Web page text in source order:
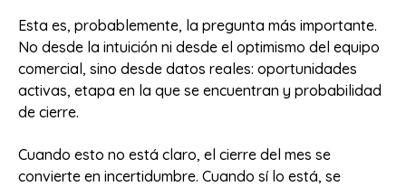
Esta es, probablemente, la pregunta más importante.
No desde la intuición ni desde el optimismo del equipo
comercial, sino desde datos reales: oportunidades
activas, etapa en la que se encuentran y probabilidad
de cierre.
Cuando esto no está claro, el cierre del mes se
convierte en incertidumbre. Cuando sí lo está, se